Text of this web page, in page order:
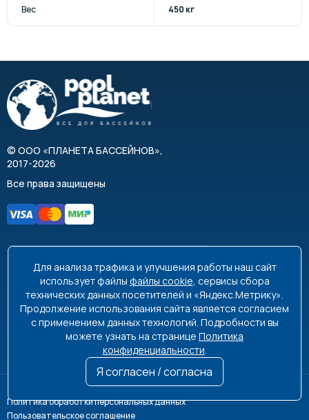
Вес 450 кг
© ООО «ПЛАНЕТА БАССЕЙНОВ»,
2017-2026
Все права защищены
8 495 663-99-48
8 800 350-99-08
info@poolplanet.ru
г. Москва, проспект Мира, д. 61
Пн-Пт 9:00-18:00 Сб-Вс выходной
Политика обработки персональных данных
Пользовательское соглашение
Для анализа трафика и улучшения работы наш сайт
использует файлы файлы cookie, сервисы сбора
технических данных посетителей и «Яндекс.Метрику».
Продолжение использования сайта является согласием
с применением данных технологий. Подробности вы
можете узнать на странице Политика
конфиденциальности.
Я согласен / согласна